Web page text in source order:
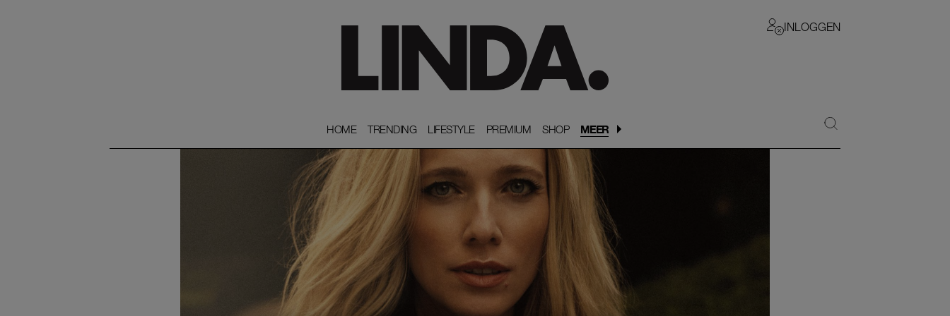
INLOGGEN
HOME
HOME TRENDING
TRENDING LIFESTYLE
LIFESTYLE PREMIUM
PREMIUM SHOP
SHOP MEER